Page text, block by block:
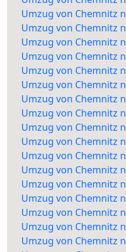
Umzug von Chemnitz
Umzug von Chemnitz
Umzug von Chemnitz
Umzug von Chemnitz
Umzug von Chemnitz
Umzug von Chemnitz
Umzug von Chemnitz
Umzug von Chemnitz
Umzug von Chemnitz
Umzug von Chemnitz
Umzug von Chemnitz
Umzug von Chemnitz
Umzug von Chemnitz
Umzug von Chemnitz
Umzug von Chemnitz
Umzug von Chemnitz
Umzug von Chemnitz